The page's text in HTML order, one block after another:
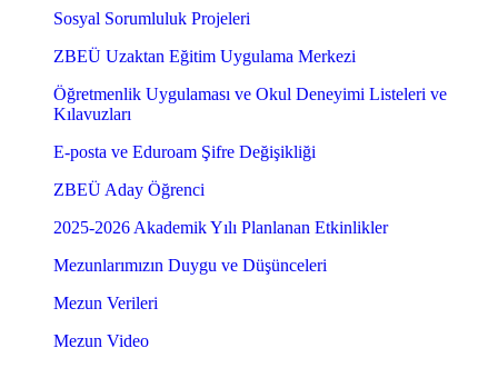
Sosyal Sorumluluk Projeleri
ZBEÜ Uzaktan Eğitim Uygulama Merkezi
Öğretmenlik Uygulaması ve Okul Deneyimi Listeleri ve
Kılavuzları
E-posta ve Eduroam Şifre Değişikliği
ZBEÜ Aday Öğrenci
2025-2026 Akademik Yılı Planlanan Etkinlikler
Mezunlarımızın Duygu ve Düşünceleri
Mezun Verileri
Mezun Video